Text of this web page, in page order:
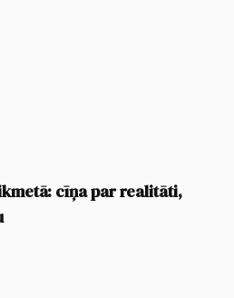
cīņa par realitāti,